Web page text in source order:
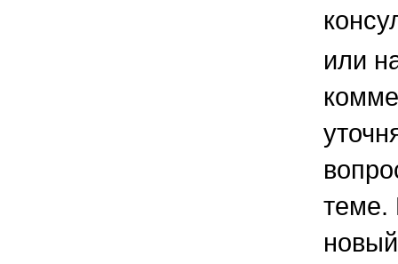
или
теме.